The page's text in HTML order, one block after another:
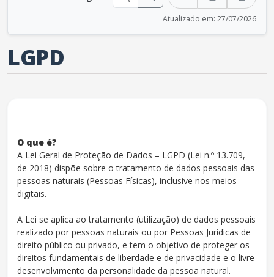
Atualizado em: 27/07/2026
LGPD
O que é?
A Lei Geral de Proteção de Dados – LGPD (Lei n.º 13.709,
de 2018) dispõe sobre o tratamento de dados pessoais das
pessoas naturais (Pessoas Físicas), inclusive nos meios
digitais.
A Lei se aplica ao tratamento (utilização) de dados pessoais
realizado por pessoas naturais ou por Pessoas Jurídicas de
direito público ou privado, e tem o objetivo de proteger os
direitos fundamentais de liberdade e de privacidade e o livre
desenvolvimento da personalidade da pessoa natural.